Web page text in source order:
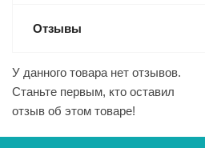
Отзывы
У данного товара нет отзывов.
Станьте первым, кто оставил
отзыв об этом товаре!